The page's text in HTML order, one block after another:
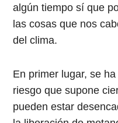
algún tiempo sí que
las cosas que nos
del clima.
En primer lugar, se
riesgo que supone
pueden estar